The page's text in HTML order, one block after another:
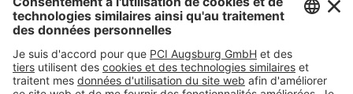
recherche en économie - IMWF) a analysé environ 19.000
entreprises pour le compte du F.A.Z.-Institut (une
entreprise du groupe d’édition Frankfurter Allgemeine
Zeitung). Pour ce faire, l’institut a utilisé les données d’un
‘social listening’ comprenant 19 millions de mentions dans
plusieurs centaines de millions de sources en ligne. En